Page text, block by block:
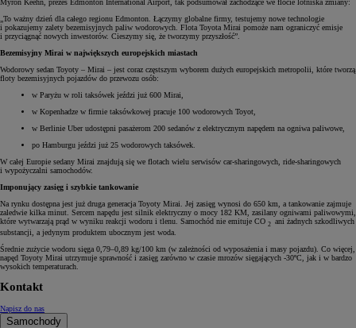
Myron Keehn, prezes Edmonton International Airport, tak podsumował zachodzące we flocie lotniska zmiany:
„To ważny dzień dla całego regionu Edmonton. Łączymy globalne firmy, testujemy nowe technologie
i pokazujemy zalety bezemisyjnych paliw wodorowych. Flota Toyota Mirai pomoże nam ograniczyć emisje
i przyciągnąć nowych inwestorów. Cieszymy się, że tworzymy przyszłość”.
Bezemisyjny Mirai w największych europejskich miastach
Wodorowy sedan Toyoty – Mirai – jest coraz częstszym wyborem dużych europejskich metropolii, które tworzą
floty bezemisyjnych pojazdów do przewozu osób:
w Paryżu w roli taksówek jeździ już 600 Mirai,
w Kopenhadze w firmie taksówkowej pracuje 100 wodorowych Toyot,
w Berlinie Uber udostępni pasażerom 200 sedanów z elektrycznym napędem na ogniwa paliwowe,
po Hamburgu jeździ już 25 wodorowych taksówek.
W całej Europie sedany Mirai znajdują się we flotach wielu serwisów car-sharingowych, ride-sharingowych
i wypożyczalni samochodów.
Imponujący zasięg i szybkie tankowanie
Na rynku dostępna jest już druga generacja Toyoty Mirai. Jej zasięg wynosi do 650 km, a tankowanie zajmuje
zaledwie kilka minut. Sercem napędu jest silnik elektryczny o mocy 182 KM, zasilany ogniwami paliwowymi,
które wytwarzają prąd w wyniku reakcji wodoru i tlenu. Samochód nie emituje CO 2 ani żadnych szkodliwych
substancji, a jedynym produktem ubocznym jest woda.
Średnie zużycie wodoru sięga 0,79–0,89 kg/100 km (w zależności od wyposażenia i masy pojazdu). Co więcej,
napęd Toyoty Mirai utrzymuje sprawność i zasięg zarówno w czasie mrozów sięgających -30ºC, jak i w bardzo
wysokich temperaturach.
Kontakt
Napisz do nas
Samochody